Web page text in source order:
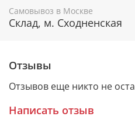
Каждая икона
шкатулке из натурального
крышкой и замочком.
Очень удобно для особого
Самовывоз в Москве
Склад, м. Сходненская
Отзывы
Отзывов еще никто не
Написать отзыв